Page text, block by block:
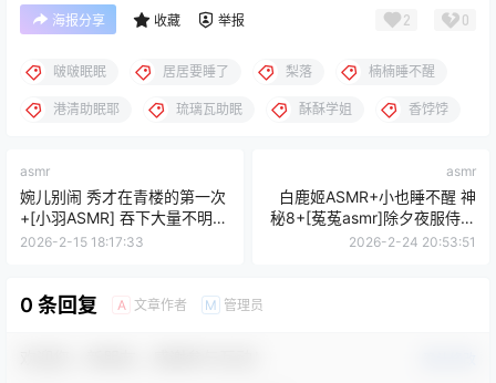
海报分享 收藏 举报 2 0
啵啵眠眠 居居要睡了 梨落 楠楠睡不醒
港清助眠耶 琉璃瓦助眠 酥酥学姐 香饽饽
asmr
婉儿别闹 秀才在青楼的第一次
+[小羽ASMR] 吞下大量不明液
体+[港清助眠耶] 好利来服
2026-2-15 18:17:33
asmr
白鹿姬ASMR+小也睡不醒 神
秘8+[菟菟asmr]除夕夜服侍主
人舔耳按摩牛牛放松+玛奇
2026-2-24 20:53:51
0 条回复 A 文章作者 M 管理员